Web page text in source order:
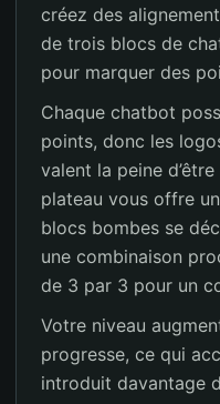
créez des
de trois blocs de
pour marquer des
Chaque chatbot
points, donc les
valent la peine
plateau vous offre
blocs bombes se
une combinaison
de 3 par 3 pour un
Votre niveau
progresse, ce qui
introduit davantage